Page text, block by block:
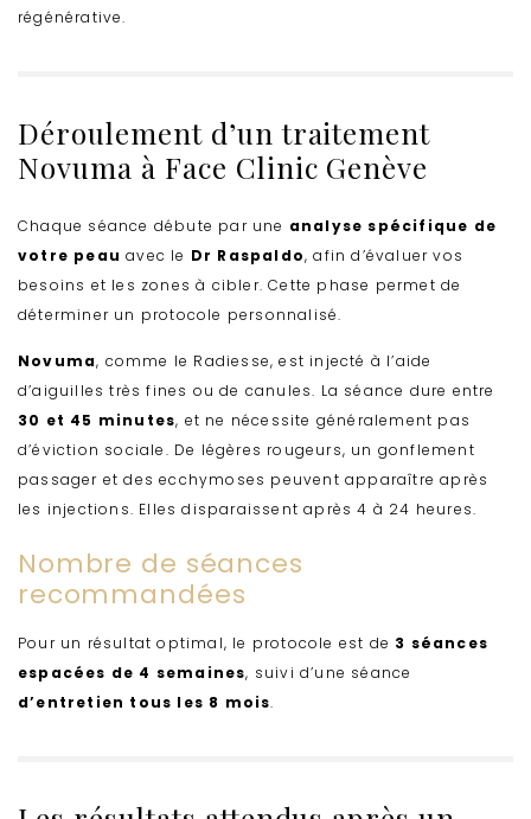
régénérative.
Déroulement d’un traitement
Novuma à Face Clinic Genève
Chaque séance débute par une analyse spécifique de
votre peauavec le Dr Raspaldo, afin d’évaluer vos
besoins et les zones à cibler. Cette phase permet de
déterminer un protocole personnalisé.
Novuma, comme le Radiesse, est injecté à l’aide
d’aiguilles très fines ou de canules. La séance dure entre
30 et 45 minutes, et ne nécessite généralement pas
d’éviction sociale. De légères rougeurs, un gonflement
passager et des ecchymoses peuvent apparaître après
les injections. Elles disparaissent après 4 à 24 heures.
Nombre de séances
recommandées
Pour un résultat optimal, le protocole est de 3 séances
espacées de 4 semaines, suivi d’une séance
d’entretien tous les 8 mois.